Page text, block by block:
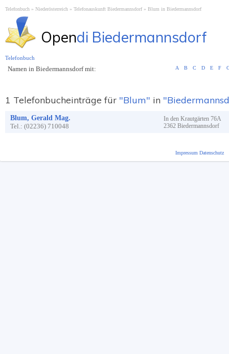
Telefonbuch Niederösterreich Telefonauskunft Biedermannsdorf Blum in Biedermannsdorf
Opendi Biedermannsdorf
Namen in Biedermannsdorf mit: A B C D E F
1 Telefonbucheinträge für "Blum" in
Blum, Gerald Mag.
Tel.: (02236) 710048
In den Krautgärten 76A
2362 Biedermannsdorf
Telefonbuch
Impressum Datenschutz